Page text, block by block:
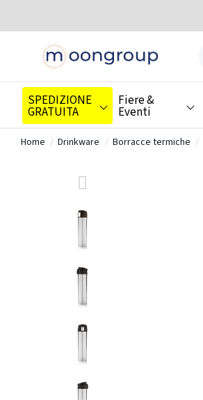
SPEDIZIONE
GRATUITA
Fiere &
Eventi
Home Drinkware Borracce termiche